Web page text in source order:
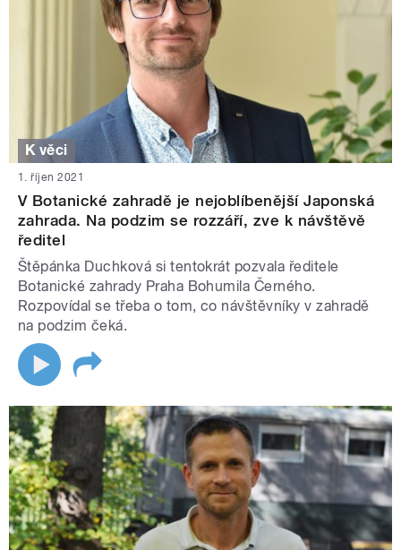
K věci
1. říjen 2021
V Botanické zahradě je nejoblíbenější Japonská
zahrada. Na podzim se rozzáří, zve k návštěvě
ředitel
Štěpánka Duchková si tentokrát pozvala ředitele
Botanické zahrady Praha Bohumila Černého.
Rozpovídal se třeba o tom, co návštěvníky v zahradě
na podzim čeká.